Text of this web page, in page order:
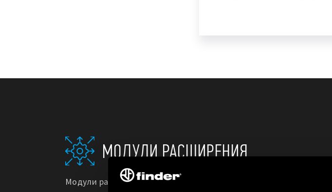
МОДУЛИ РАСШИРЕНИЯ
Модули расширения OPTAрасширяют возможности применения